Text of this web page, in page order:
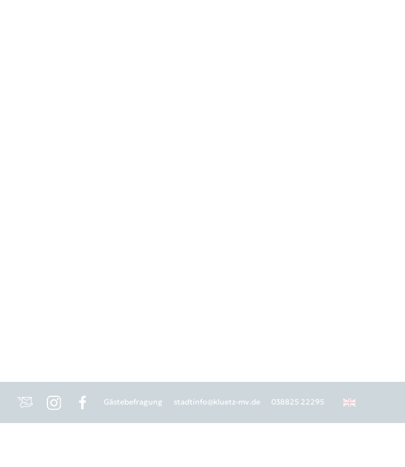
Gästebefragung stadtinfo@kluetz-mv.de 038825 22295